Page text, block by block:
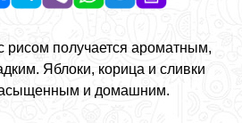
рисом получается ароматным,
Яблоки, корица и сливки
и домашним.